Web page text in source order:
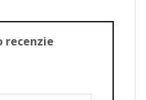
recenzie